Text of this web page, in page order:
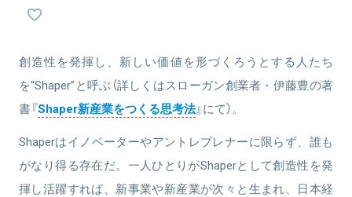
ストで準グランプリを獲得し、新規事業立ち上げを行う。その後、
最年少）。ニーリー入社後は、 COO/CSO/コーポレート統括本部を担
当し事業拡大を牽引。
関連情報をみる
創造性を発揮し、新しい価値を形づくろうとする人たち
を“Shaper”と呼ぶ（詳しくはスローガン創業者・伊藤豊の著
書『Shaper新産業をつくる思考法』にて）。
Shaperはイノベーターやアントレプレナーに限らず、誰も
がなり得る存在だ。一人ひとりがShaperとして創造性を発
揮し活躍すれば、新事業や新産業が次々と生まれ、日本経